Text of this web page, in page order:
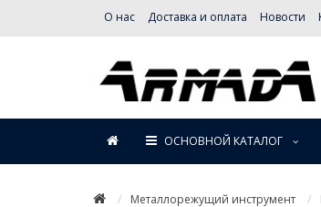
О нас Доставка и оплата Новости
ОСНОВНОЙ КАТАЛОГ
Металлорежущий инструмент